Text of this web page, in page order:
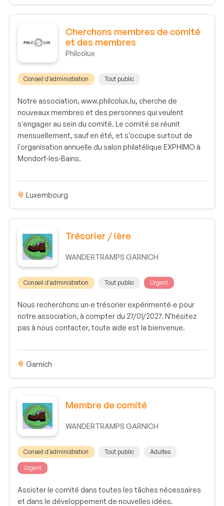
Cherchons membres de comité
et des membres
Philcolux
Conseil d'administration Tout public
Notre association, www.philcolux.lu, cherche de
nouveaux membres et des personnes qui veulent
s'engager au sein du comité. Le comité se réunit
mensuellement, sauf en été, et s'occupe surtout de
l'organisation annuelle du salon philatélique EXPHIMO à
Mondorf-les-Bains.
Luxembourg
Trésorier / ière
WANDERTRAMPS GARNICH
Conseil d'administration Tout public Urgent
Nous recherchons un·e trésorier expérimenté·e pour
notre association, à compter du 27/01/2027. N'hésitez
pas à nous contacter, toute aide est la bienvenue.
Garnich
Membre de comité
WANDERTRAMPS GARNICH
Conseil d'administration Tout public Adultes
Urgent
Assister le comité dans toutes les tâches nécessaires
et dans le développement de nouvelles idées.